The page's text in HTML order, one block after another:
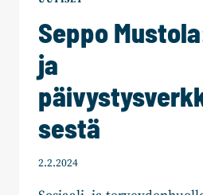
Seppo
ja
sestä
2.2.2024